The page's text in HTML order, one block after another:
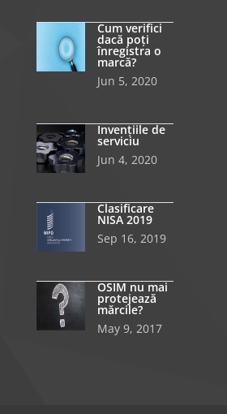
Cum verifici
dacă poți
înregistra o
marcă?
Jun 5, 2020
Invențiile de
serviciu
Jun 4, 2020
Clasificare
NISA 2019
Sep 16, 2019
OSIM nu mai
protejează
mărcile?
May 9, 2017